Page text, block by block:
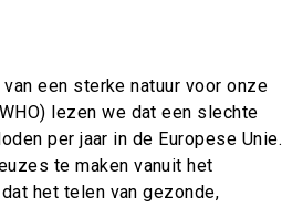
een sterke natuur voor onze
lezen we dat een slechte
per jaar in de Europese Unie.
te maken vanuit het
het telen van gezonde,